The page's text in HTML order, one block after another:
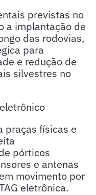
previstas no
a implantação de
das rodovias,
para
e redução de
silvestres no
praças físicas e
pórticos
e antenas
movimento por
eletrônica.